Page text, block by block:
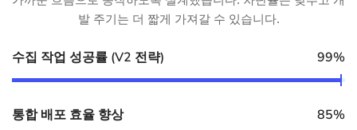
발 주기는 더 짧게 가져갈 수 있습니다.
수집 작업 성공률 (V2 전략) 99%
통합 배포 효율 향상 85%